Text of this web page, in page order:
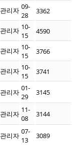
관리자 09-
28
3362
관리자 10-
15
4590
관리자 10-
15
3766
관리자 10-
15
3741
관리자 01-
29
3145
관리자 11-
08
3144
관리자 07-
13
3089